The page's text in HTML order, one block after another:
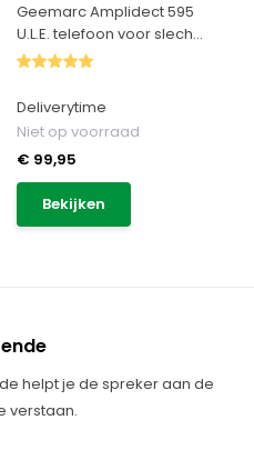
Geemarc Amplidect 595
U.L.E. telefoon voor slech...
Deliverytime
Niet op voorraad
€ 99,95
Bekijken
helpt je de spreker aan de
verstaan.